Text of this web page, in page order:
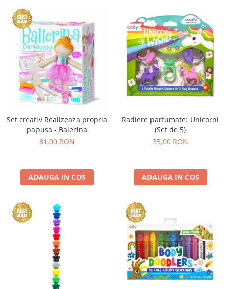
Set creativ Realizeaza propria
papusa - Balerina
81,00 RON
ADAUGA IN COS
Radiere parfumate: Unicorni
(Set de 5)
35,00 RON
ADAUGA IN COS